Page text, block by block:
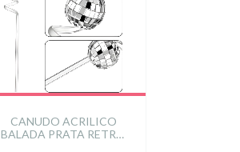
CANUDO ACRILICO
BALADA PRATA RETRO